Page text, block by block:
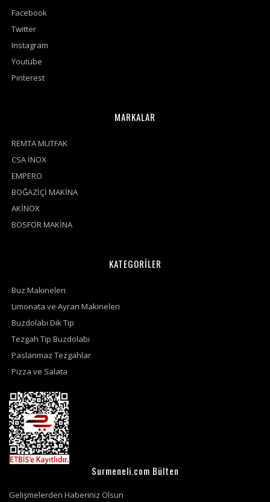
Facebook
Twitter
Instagram
Youtube
Pinterest
MARKALAR
REMTA MUTFAK
CSA İNOX
EMPERO
BOĞAZİÇİ MAKİNA
AKİNOX
BOSFOR MAKİNA
KATEGORİLER
Buz Makineleri
Limonata ve Ayran Makineleri
Buzdolabı Dik Tip
Tezgah Tip Buzdolabı
Paslanmaz Tezgahlar
Pizza ve Salata
Surmeneli.com Bülten
Gelişmelerden Haberiniz Olsun